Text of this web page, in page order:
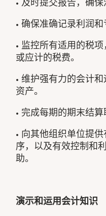
• 及时提交报告，确保
• 确保准确记录利润和
• 监控所有适用的税
或应计的税费。
• 维护强有力的会计
资产。
• 完成每期的期末结算
• 向其他组织单位提
序，以及有效控制和
助。
演示和运用会计知识